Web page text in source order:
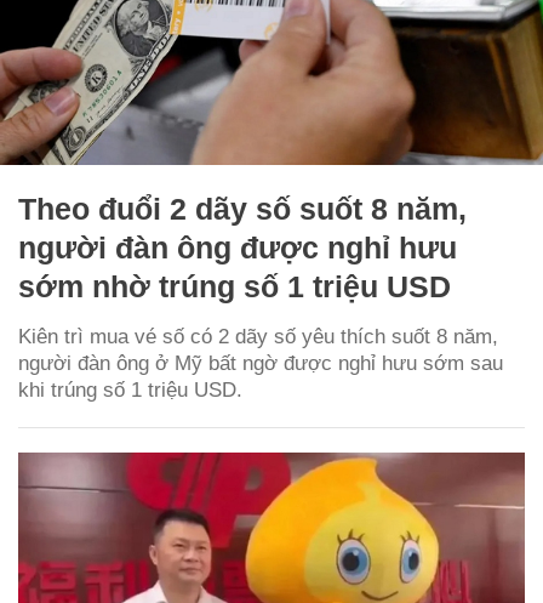
Theo đuổi 2 dãy số suốt 8 năm,
người đàn ông được nghỉ hưu
sớm nhờ trúng số 1 triệu USD
Kiên trì mua vé số có 2 dãy số yêu thích suốt 8 năm,
người đàn ông ở Mỹ bất ngờ được nghỉ hưu sớm sau
khi trúng số 1 triệu USD.